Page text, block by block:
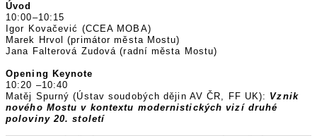
Úvod
10:00–10:15
Igor Kovačević (CCEA MOBA)
Marek Hrvol (primátor města Mostu)
Jana Falterová Zudová (radní města Mostu)
Opening Keynote
10:20 –10:40
Matěj Spurný (Ústav soudobých dějin AV ČR, FF UK): Vznik
nového Mostu v kontextu modernistických vizí druhé
poloviny 20. století